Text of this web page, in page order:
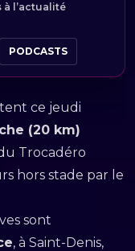
à l’actualité
PODCASTS
ce jeudi
(20 km)
Trocadéro
hors stade par le
sont
, à Saint-Denis,